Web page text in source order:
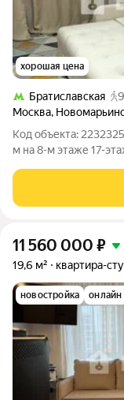
хорошая цена
Братиславская
Москва,
Код объекта:
м на 8-м этаже 17-
и экономичным
м и кухня 8 м дают
11 560 000 ₽
19,6 м² квартира-
новостройка онлайн